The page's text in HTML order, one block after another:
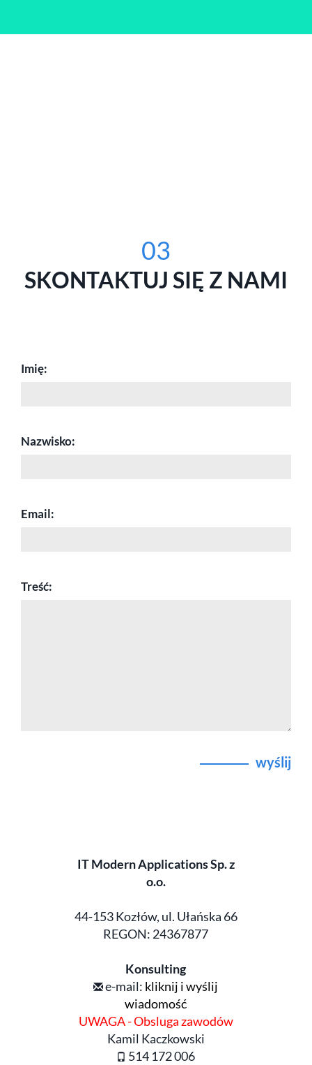
03
SKONTAKTUJ SIĘ Z NAMI
Imię:
Nazwisko:
Email:
Treść:
wyślij
IT Modern Applications Sp. z
o.o.
44-153 Kozłów, ul. Ułańska 66
REGON: 24367877
Konsulting
e-mail: kliknij i wyślij
wiadomość
UWAGA - Obsluga zawodów
Kamil Kaczkowski
514 172 006